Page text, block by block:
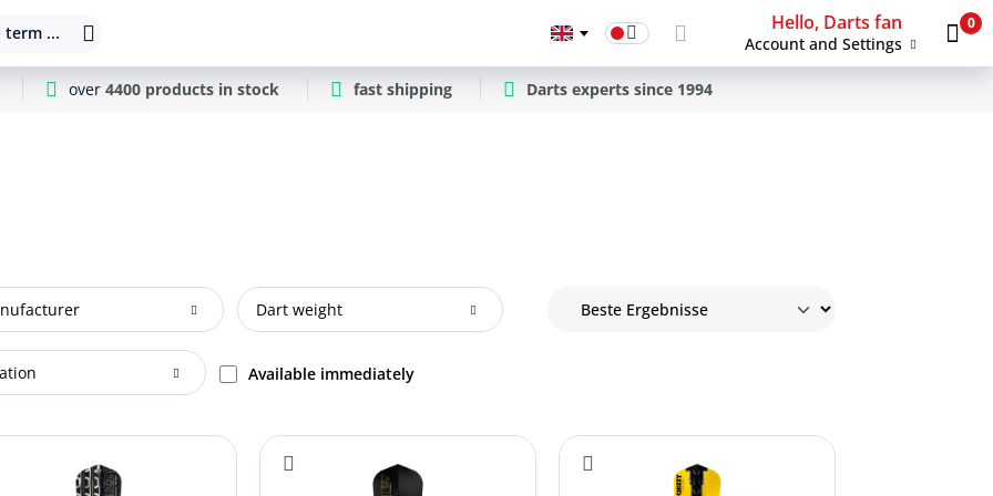
term ... Hello, Darts fan
Account and Settings
0
over 4400 products in stock fast shipping Darts experts since 1994
Dart weight
Available immediately